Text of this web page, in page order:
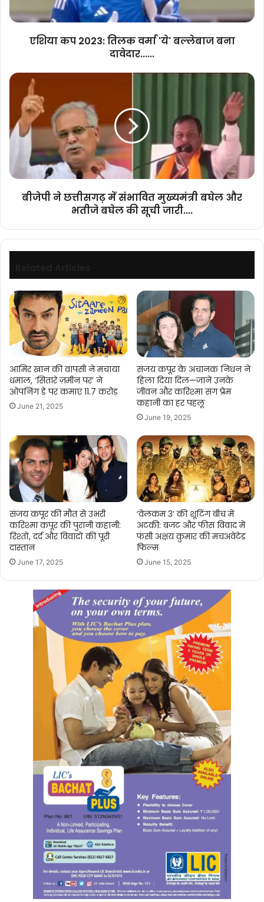
दावेदार......
एशिया कप 2023: तिलक वर्मा 'ये' बल्लेबाज बना
दावेदार......
बीजेपी
छत्तीसगढ़
संभावित
मुख्यमंत्री
बघेल
भतीजे
बीजेपी ने छत्तीसगढ़ में संभावित मुख्यमंत्री बघेल और
भतीजे बघेल की सूची जारी....
आमिर खान की वापसी ने मचाया
धमाल, ‘सितारे ज़मीन पर’ ने
ओपनिंग डे पर कमाए 11.7 करोड़
June 21, 2025
संजय कपूर के अचानक निधन ने
हिला दिया दिल—जानें उनके
जीवन और करिश्मा संग प्रेम
कहानी का हर पहलू
June 19, 2025
संजय कपूर की मौत से उभरी
करिश्मा कपूर की पुरानी कहानी:
रिश्तों, दर्द और विवादों की पूरी
दास्तान
June 17, 2025
‘वेलकम 3’ की शूटिंग बीच में
अटकी: बजट और फीस विवाद में
फंसी अक्षय कुमार की मचअवेटेड
फिल्म
June 15, 2025